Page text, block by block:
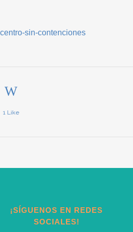
sin-contenciones
1Like
¡SÍGUENOS EN REDES
SOCIALES!